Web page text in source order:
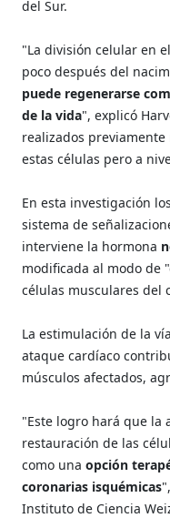
del Sur.
"La división celular en
poco después del
puede regenerarse
de la vida", explicó
realizados
estas células pero a
En esta investigación
sistema de
interviene la hormona
modificada al modo de
células musculares del
La estimulación de la
ataque cardíaco
músculos afectados,
"Este logro hará que la
restauración de las
como una opción
coronarias isquémicas
Instituto de Ciencia